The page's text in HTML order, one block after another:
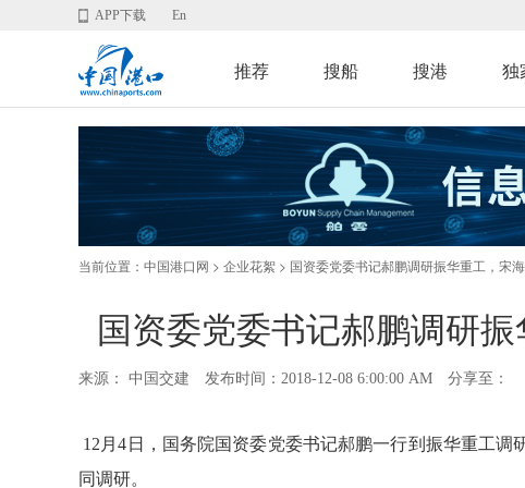
APP下载 En
推荐 搜船 搜港 独
当前位置： 中国港口网 > 企业花絮 > 国资委党委书记郝鹏调研振华重工，宋
国资委党委书记郝鹏调研
来源： 中国交建 发布时间：2018-12-08 6:00:00 AM 分享至：
12月4日，国务院国资委党委书记郝鹏一行到振华重工
同调研。